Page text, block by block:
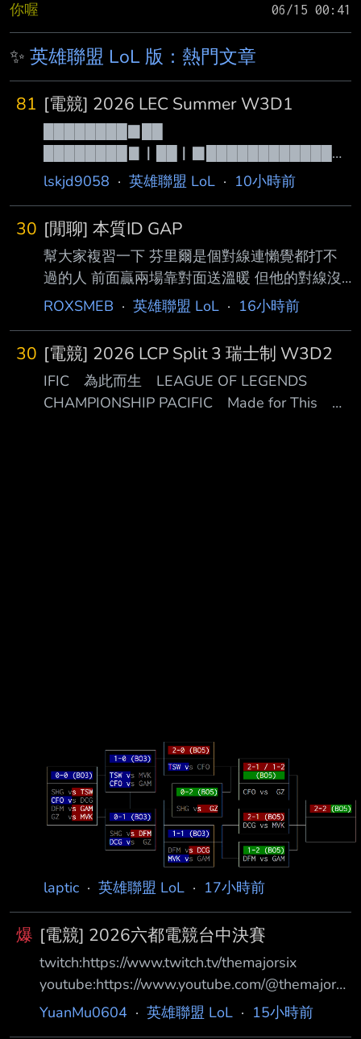
你喔
✨ 英雄聯盟 LoL 版：熱門文章
81 [電競] 2026 LEC Summer W3D1
████████▉██
████████▊▏██▏▉█████████████
█◢█▇▅▄▂▁█
▂█████████
▌▏████▉▎▍▏█▉█▋████████████
██▏█▉▆▆▇▇█
▍▎████▊▌▎▏█▊█▌███████▍████
██▎█▊
▎▎▊▏██▋▊▏▏█▋█▍███████▍███
███▌█▌
▎▍▋▎█▍▌██▏█▌█▎████████▅▄▁
███▋█▍
▎▌▍▌▉▊▎██▏█▍█▏███████████
lskjd9058 · 英雄聯盟 LoL · 10小時前
30 [閒聊] 本質ID GAP
幫大家複習一下 芬里爾是個對線連懶覺都打不
過的人 前面贏兩場靠對面送溫暖 但他的對線沒
有贏過 搶這組合被線殺一次直接登出遊戲 你離
知道幾場也比你強 KT你們差不多夢該醒了 還是
想辦法保住自己的第四張票吧 會因為上禮拜賽
果就覺得KT有料的 還是看少了 ---- Sent from
BePTT on my iPhone 13 mini --
ROXSMEB · 英雄聯盟 LoL · 16小時前
30 [電競] 2026 LCP Split 3 瑞士制 W3D2
IFIC 為此而生 LEAGUE OF LEGENDS
CHAMPIONSHIP PACIFIC Made for This
laptic · 英雄聯盟 LoL · 17小時前
爆 [電競] 2026六都電競台中決賽
twitch:https://www.twitch.tv/themajorsix
youtube:https://www.youtube.com/@themajorsi
x 主播賽評:JR/ZOD 賽制:BO5/全局BP 賽程
YuanMu0604 · 英雄聯盟 LoL · 15小時前